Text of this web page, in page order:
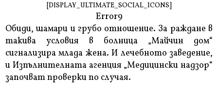
[DISPLAY_ULTIMATE_SOCIAL_ICONS]
Error9
Обиди, шамари и грубо отношение. За раждане в
такива условия в болница „Майчин дом“
сигнализира млада жена. И лечебното заведение,
и Изпълнителната агенция „Медицински надзор“
започват проверки по случая.